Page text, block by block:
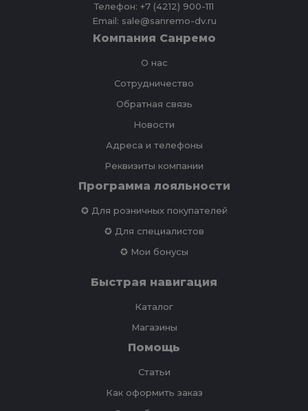
Телефон: +7 (4212) 900-111
Email: sale@sanremo-dv.ru
Компания Санремо
О нас
Сотрудничество
Обратная связь
Новости
Адреса и телефоны
Реквизиты компании
Программа лояльности
✪ Для розничных покупателей
✪ Для специалистов
✪ Мои бонусы
Быстрая навигация
Каталог
Магазины
Помощь
Статьи
Как оформить заказ